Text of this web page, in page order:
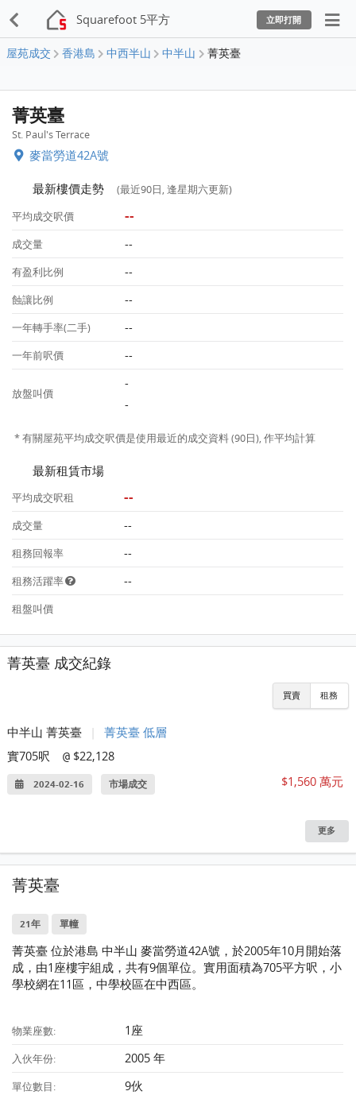
Squarefoot 5平方 立即打開
屋苑成交 香港島 中西半山 中半山 菁英臺
菁英臺
St. Paul's Terrace
麥當勞道42A號
最新樓價走勢
(最近90日, 逢星期六更新)
平均成交呎價
--
成交量 --
有盈利比例 --
蝕讓比例 --
一年轉手率(二手) --
一年前呎價 --
放盤叫價
-
-
* 有關屋苑平均成交呎價是使用最近的成交資料 (90日), 作平均計算
最新租賃市場
平均成交呎租 --
成交量 --
租務回報率 --
租務活躍率 --
租盤叫價
菁英臺 成交紀錄
買賣 租務
中半山 菁英臺
菁英臺 低層
實705呎
@ $22,128
2024-02-16 市場成交 $1,560 萬元
更多
菁英臺
21年 單幢
菁英臺 位於港島 中半山 麥當勞道42A號，於2005年10月開始落
成，由1座樓宇組成，共有9個單位。實用面積為705平方呎，小
學校網在11區，中學校區在中西區。
物業座數: 1座
入伙年份: 2005 年
單位數目: 9伙